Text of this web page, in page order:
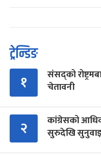
ट्रेन्डिङ
१
संसद्को
चेतावनी
२
कांग्रेसको
सुरुदेखि